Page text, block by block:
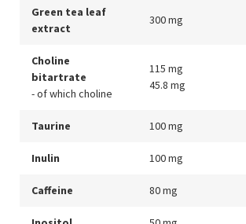
Green tea leaf
extract
300 mg
Choline
bitartrate
- of which choline
115 mg
45.8 mg
Taurine 100 mg
Inulin 100 mg
Caffeine 80 mg